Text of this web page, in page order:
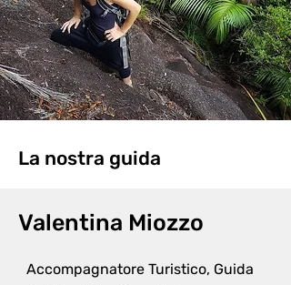
La nostra guida
Valentina Miozzo
Accompagnatore Turistico, Guida